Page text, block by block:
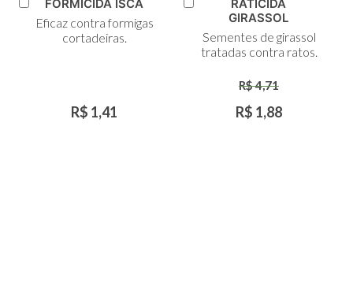
ao
Carrinho
FORMICIDA ISCA
Eficaz contra formigas
cortadeiras.
R$ 1,41
Adicionar
Carrinho
RATICIDA
GIRASSOL
Sementes de girassol
tratadas contra ratos.
R$ 4,71
R$ 1,88